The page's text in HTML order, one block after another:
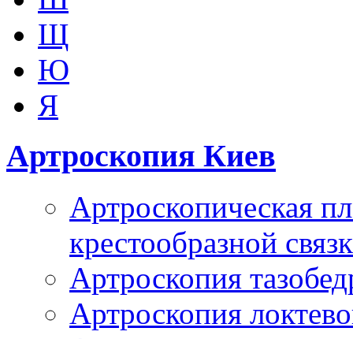
Щ
Ю
Я
Артроскопия Киев
Артроскопическая
крестообразной
Артроскопия
Артроскопия